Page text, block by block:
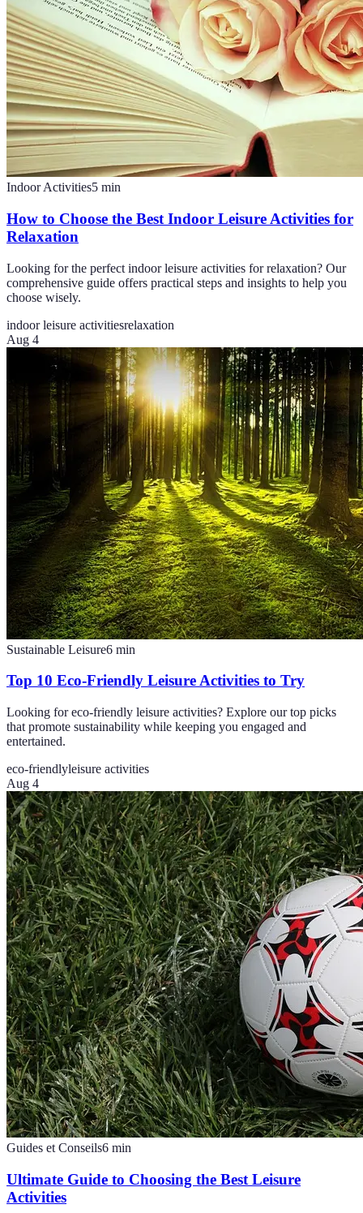
Indoor Activities5 min
How to Choose the Best Indoor Leisure Activities for
Relaxation
Looking for the perfect indoor leisure activities for relaxation? Our
comprehensive guide offers practical steps and insights to help you
choose wisely.
indoor leisure activitiesrelaxation
Aug 4
Sustainable Leisure6 min
Top 10 Eco-Friendly Leisure Activities to Try
Looking for eco-friendly leisure activities? Explore our top picks
that promote sustainability while keeping you engaged and
entertained.
eco-friendlyleisure activities
Aug 4
Guides et Conseils6 min
Ultimate Guide to Choosing the Best Leisure
Activities